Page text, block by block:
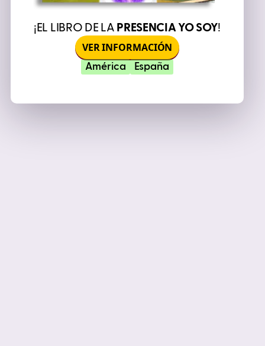
¡EL LIBRO DE LA PRESENCIA YO SOY!
VER INFORMACIÓN
América España